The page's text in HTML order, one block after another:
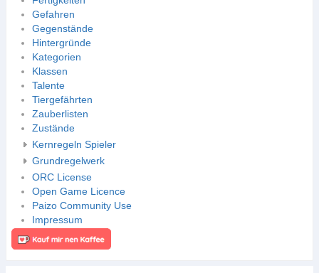
Gefahren
Gegenstände
Hintergründe
Kategorien
Klassen
Talente
Tiergefährten
Zauberlisten
Zustände
Kernregeln Spieler
Grundregelwerk
ORC License
Open Game Licence
Paizo Community Use
Impressum